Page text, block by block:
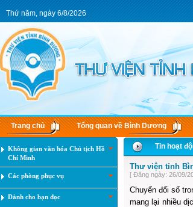
Thứ năm, ngày 6/8/2026
Trang chủ Tổng quan về Bình Dương
Không gian văn hóa Chủ tịch Hồ
Chí Minh
Các phòng phục vụ
Dành cho bạn đọc
Tin hoạt
Thư viện tỉnh
[ Đăng ngày: 26/09/
Chuyển đổi số
mang lại nhiều